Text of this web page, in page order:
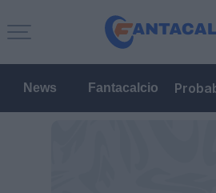
News Fantacalcio